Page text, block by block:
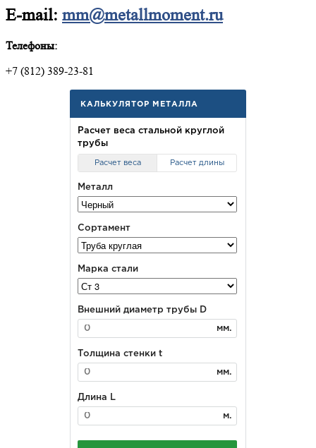
E-mail: mm@metallmoment.ru
Телефоны:
+7 (812) 389-23-81